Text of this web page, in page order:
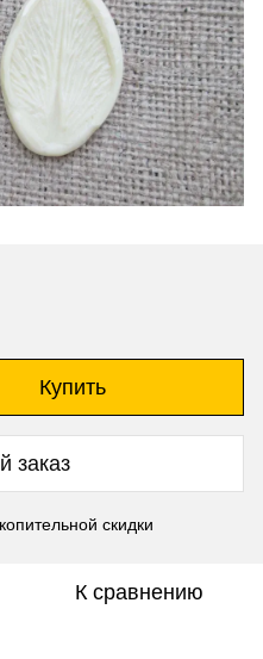
Купить
заказ
скидки
К сравнению